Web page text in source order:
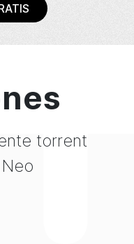
torrent